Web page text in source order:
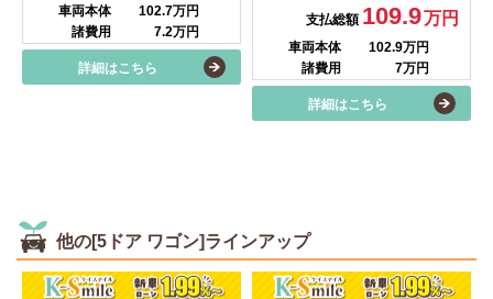
車両本体
102.7万円
諸費用
7.2万円
詳細はこちら
支払総額 109.9万円
車両本体
102.9万円
諸費用
7万円
詳細はこちら
他の[5ドア ワゴン]ラインアップ